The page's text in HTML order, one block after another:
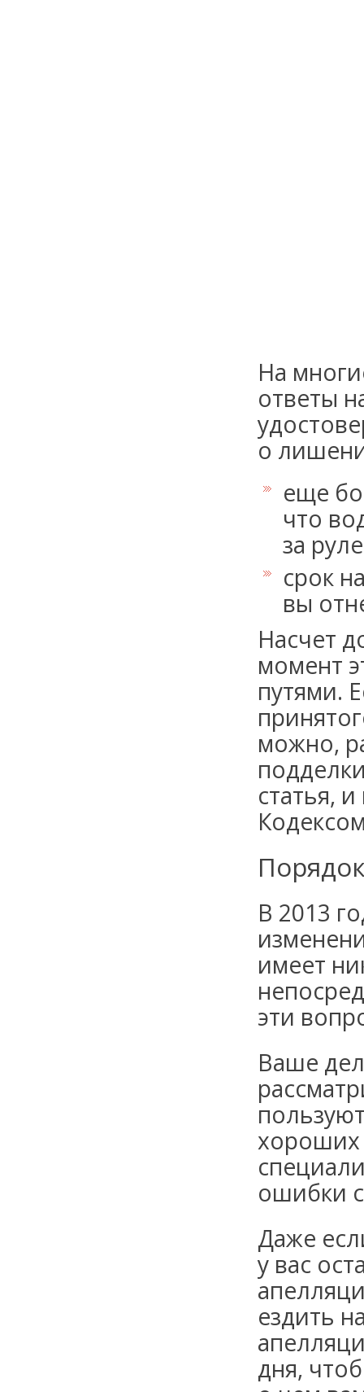
На
ответы
о
еще
что
за
срок
вы
Насчет
момент
путями.
можно,
статья,
В 2013
имеет
эти
Ваше
хороших
ошибки
Даже
у вас
ездить
дня,